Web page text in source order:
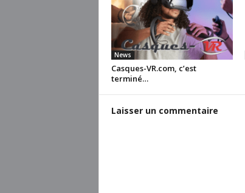
News
Casques-VR.com, c’est
terminé…
Laisser un commentaire